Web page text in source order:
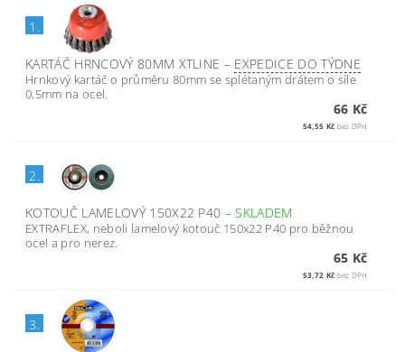
1.
KARTÁČ HRNCOVÝ 80MM XTLINE – EXPEDICE DO TÝDNE
Hrnkový kartáč o průměru 80mm se splétaným drátem o síle
0,5mm na ocel.
66 Kč
54,55 Kč bez DPH
2.
KOTOUČ LAMELOVÝ 150X22 P40 –SKLADEM
EXTRAFLEX, neboli lamelový kotouč 150x22 P40 pro běžnou
ocel a pro nerez.
65 Kč
53,72 Kč bez DPH
3.